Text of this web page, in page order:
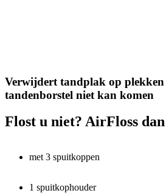
Verwijdert tandplak op plekken
tandenborstel niet kan komen
Flost u niet? AirFloss
met 3 spuitkoppen
1 spuitkophouder